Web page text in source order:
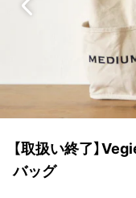
【取扱い終了】
バッグ